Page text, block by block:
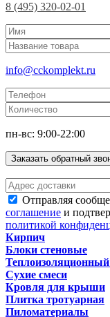
8 (495) 320-02-01
info@cckomplekt.ru
пн-вс: 9:00-22:00
Заказать обратный
Отправляя
соглашение и
политикой
Кирпич
Блоки стеновые
Сухие смеси
Кровля для крыши
Плитка тротуарная
Пиломатериалы